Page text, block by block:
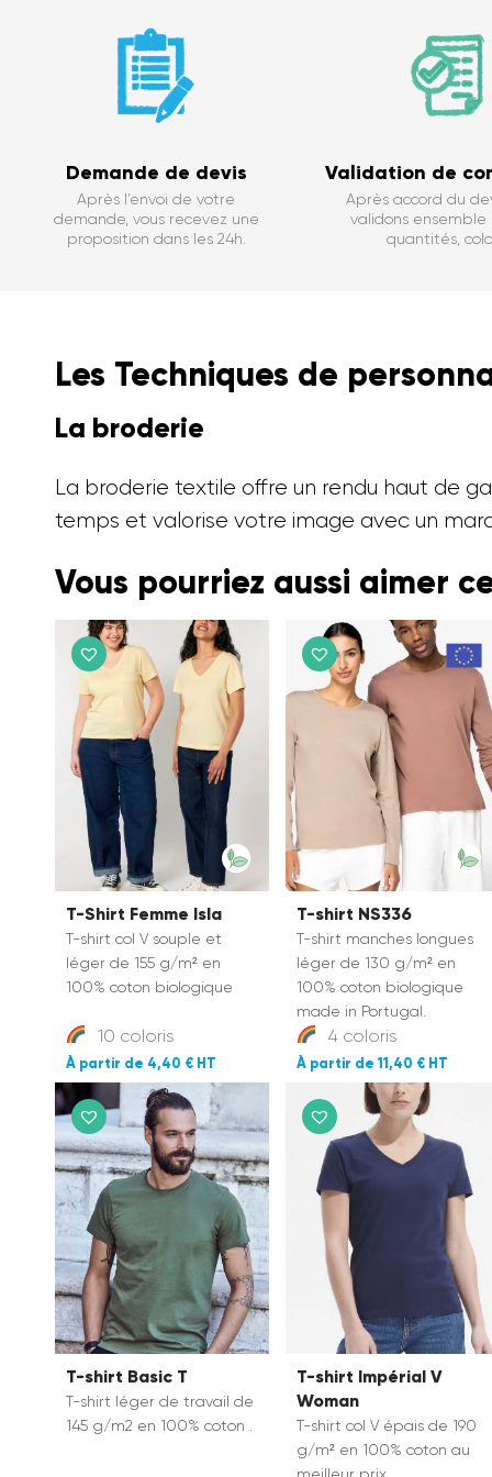
Demande de devis
Après l’envoi de votre
demande, vous recevez une
proposition dans les 24h.
Validation de
Après accord du
validons ensemble
quantités,
Les Techniques de
La broderie
La broderie textile offre un rendu haut de
temps et valorise votre image avec un
Vous pourriez aussi aimer
T-Shirt Femme Isla
T-shirt col V souple et
léger de 155 g/m² en
100% coton biologique
10 coloris
4,40 €
T-shirt NS336
T-shirt manches longues
léger de 130 g/m² en
100% coton biologique
made in Portugal.
4 coloris
11,40 €
T-shirt Basic T
T-shirt léger de travail de
145 g/m2 en 100% coton .
T-shirt Impérial V
Woman
T-shirt col V épais de 190
g/m² en 100% coton au
meilleur prix.